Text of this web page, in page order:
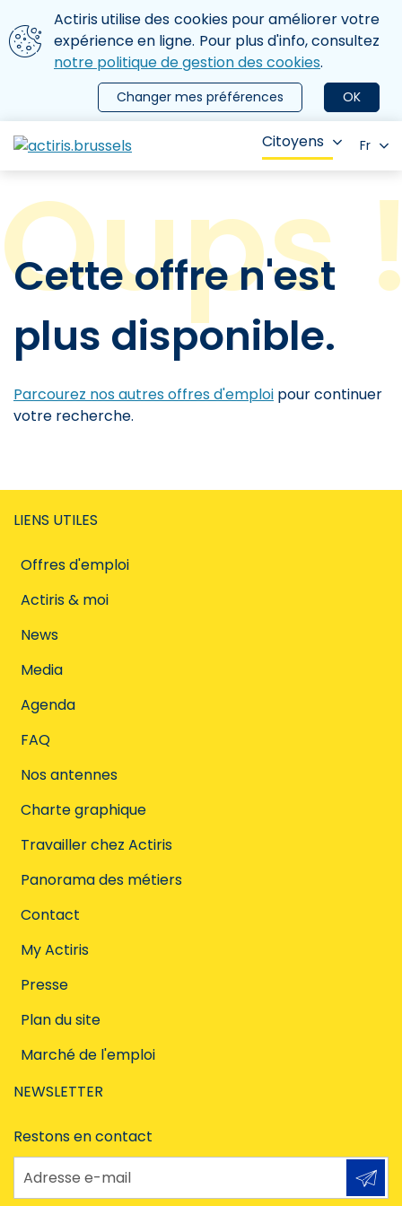
Aller au contenu principal
Nous utilisons des cookies
Actiris utilise des cookies pour améliorer votre
expérience en ligne. Pour plus d'info, consultez
notre politique de gestion des cookies.
OK
Changer mes préférences
le menu
Citoyens Fr
Cette offre n'est
plus disponible.
Parcourez nos autres offres d'emploi pour continuer
votre recherche.
LIENS UTILES
Offres d'emploi
Actiris & moi
News
Media
Agenda
FAQ
Nos antennes
Charte graphique
Travailler chez Actiris
Panorama des métiers
Contact
My Actiris
Presse
Plan du site
Marché de l'emploi
NEWSLETTER
Restons en contact
Adresse e-mail